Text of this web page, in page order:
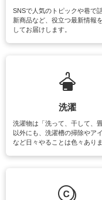
SNSで人気のトピックや巷で
新商品など、役立つ最新情報
してお届けします。
洗濯
洗濯物は「洗って、干して、畳
以外にも、洗濯槽の掃除やア
など日々やることは色々ありま
マットなどの大きな洗濯物も、